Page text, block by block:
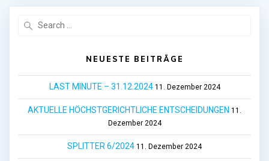
NEUESTE BEITRÄGE
LAST MINUTE – 31.12.2024 11. Dezember 2024
AKTUELLE HÖCHSTGERICHTLICHE ENTSCHEIDUNGEN 11.
Dezember 2024
SPLITTER 6/2024 11. Dezember 2024